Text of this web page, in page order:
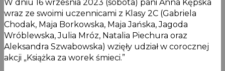
W dniu 16 września 2023 (sobota) pani Anna Kępska
wraz ze swoimi uczennicami z Klasy 2C (Gabriela
Chodak, Maja Borkowska, Maja Jańska, Jagoda
Wróblewska, Julia Mróz, Natalia Piechura oraz
Aleksandra Szwabowska) wzięły udział w corocznej
akcji „Książka za worek śmieci.”